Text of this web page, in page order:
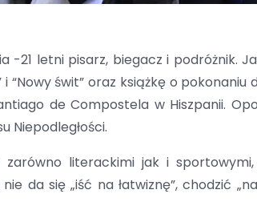
-21 letni pisarz, biegacz i podróżnik.
“Nowy świt” oraz książkę o pokonaniu
de Compostela w Hiszpanii.
Niepodległości.
zarówno literackimi jak i
da się „iść na łatwiznę”, chodzić